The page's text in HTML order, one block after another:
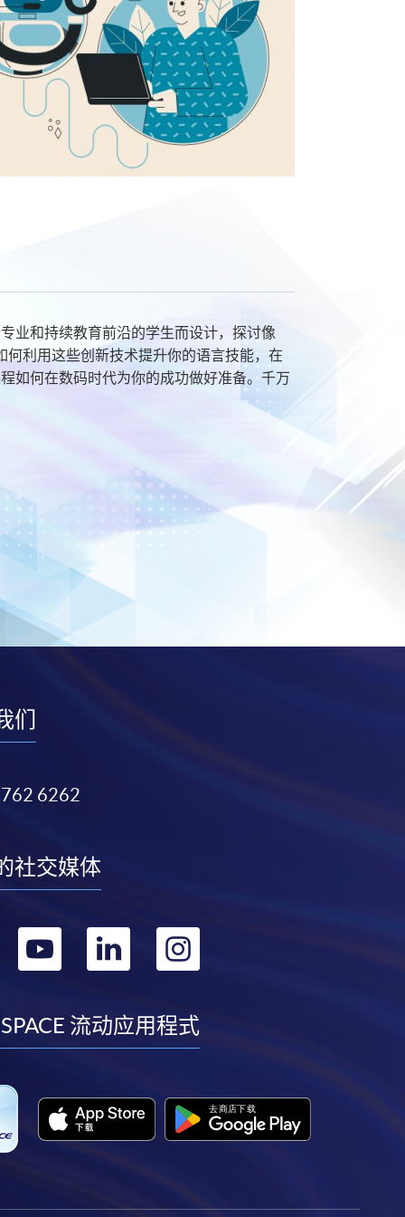
业和持续教育前沿的学生而设计，探讨像
利用这些创新技术提升你的语言技能，在
如何在数码时代为你的成功做好准备。千万
们
6262
社交媒体
转
youtube
转
linkedininstagram
流动应用程式